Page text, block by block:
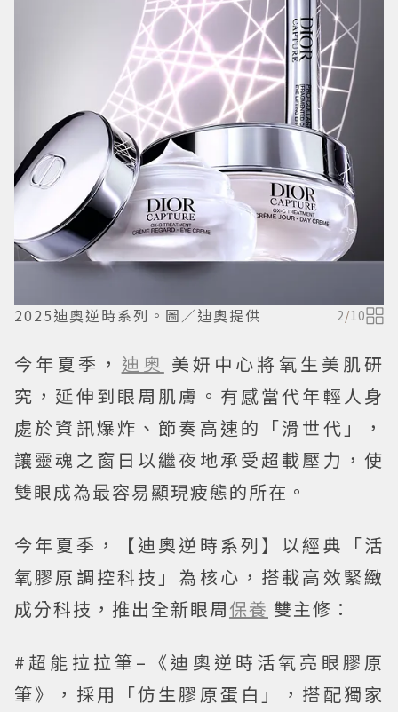
2025迪奧逆時系列。圖／迪奧提供 2/10
今年夏季， 迪奧 美妍中心將氧生美肌研
究，延伸到眼周肌膚。有感當代年輕人身
處於資訊爆炸、節奏高速的「滑世代」，
讓靈魂之窗日以繼夜地承受超載壓力，使
雙眼成為最容易顯現疲態的所在。
今年夏季，【迪奧逆時系列】以經典「活
氧膠原調控科技」為核心，搭載高效緊緻
成分科技，推出全新眼周保養 雙主修：
#超能拉拉筆–《迪奧逆時活氧亮眼膠原
筆》，採用「仿生膠原蛋白」，搭配獨家